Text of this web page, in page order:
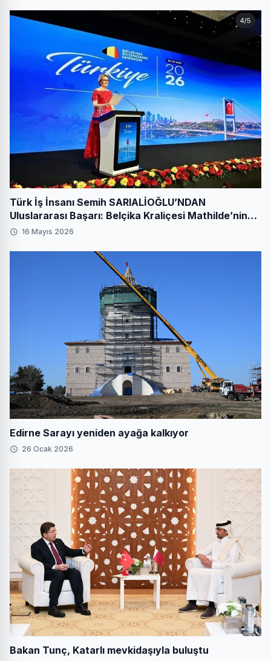
Türk İş İnsanı Semih SARIALİOĞLU’NDAN
Uluslararası Başarı: Belçika Kraliçesi Mathilde’nin
Katıldığı Zirvede Stratejik İmza
16 Mayıs 2026
Edirne Sarayı yeniden ayağa kalkıyor
26 Ocak 2026
Bakan Tunç, Katarlı mevkidaşıyla buluştu